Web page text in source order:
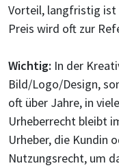
Vorteil, langfristig ist
Preis wird oft zur
Wichtig: In der
Bild/Logo/Design,
oft über Jahre, in
Urheberrecht bleibt
Urheber, die Kundin
Nutzungsrecht, um